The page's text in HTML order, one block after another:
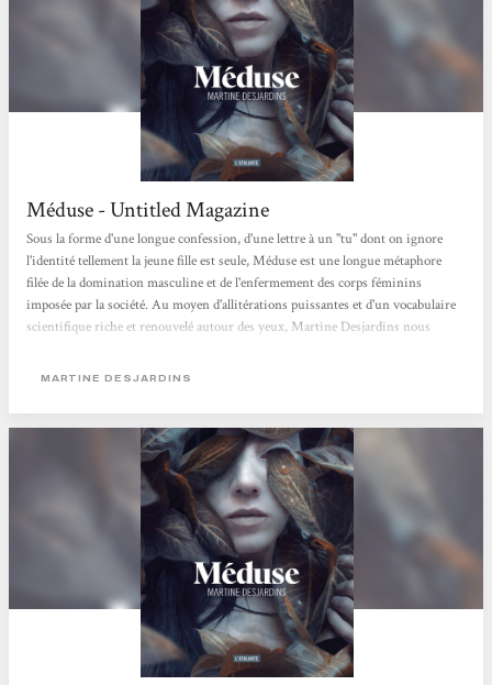
Méduse - Untitled Magazine
Sous la forme d'une longue confession, d'une lettre à un "tu" dont on ignore
l'identité tellement la jeune fille est seule, Méduse est une longue métaphore
filée de la domination masculine et de l'enfermement des corps féminins
imposée par la société. Au moyen d'allitérations puissantes et d'un vocabulaire
scientifique riche et renouvelé autour des yeux, Martine Desjardins nous
Mathilde Ciulla
MARTINE DESJARDINS